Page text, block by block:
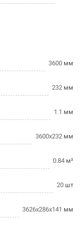
3600 мм
232 мм
1.1 мм
3600х232 мм
0.84 м²
20 шт
3626х286х141 мм